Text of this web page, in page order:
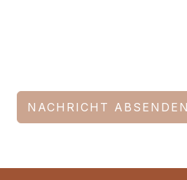
NACHRICHT ABSENDEN